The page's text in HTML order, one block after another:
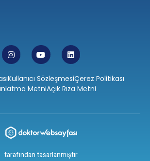
Kullanıcı SözleşmesiÇerez Politikası
MetniAçık Rıza Metni
tarafından tasarlanmıştır.